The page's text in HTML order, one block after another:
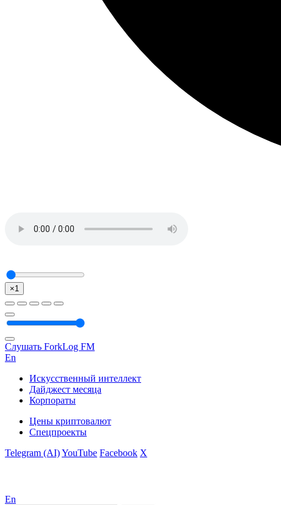
×1
Слушать ForkLog FM
En
Искусственный интеллект
Дайджест месяца
Корпораты
Цены криптовалют
Спецпроекты
Telegram (AI)YouTube Facebook X
En